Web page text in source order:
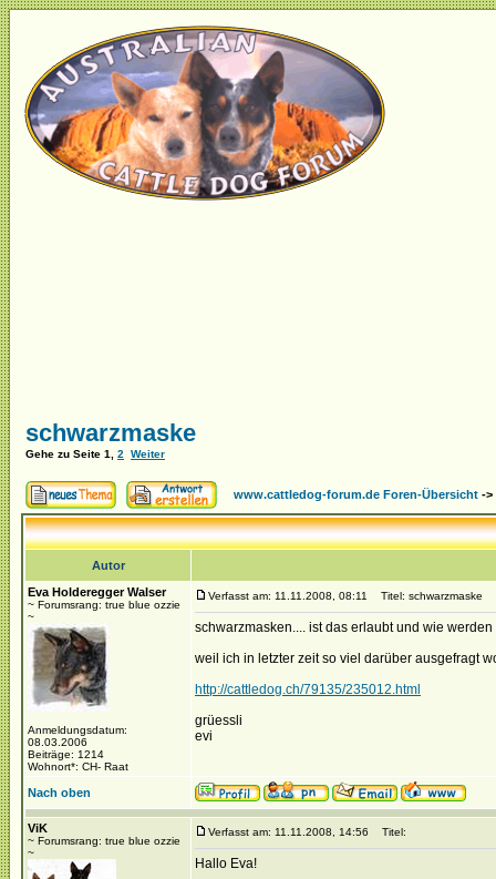
schwarzmaske
Gehe zu Seite 1 2 Weiter
www.cattledog-forum.de Foren-Übersicht ->
Autor
Eva Holderegger Walser
~ Forumsrang: true blue ozzie
~
Anmeldungsdatum:
08.03.2006
Beiträge: 1214
Wohnort*: CH- Raat
Verfasst am: 11.11.2008, 08:11 Titel: schwarzmaske
schwarzmasken.... ist das erlaubt und wie werden
weil ich in letzter zeit so viel darüber ausgefragt
http://cattledog.ch/79135/235012.html
grüessli
evi
Nach oben
ViK
~ Forumsrang: true blue ozzie
~
Verfasst am: 11.11.2008, 14:56 Titel:
Hallo Eva!